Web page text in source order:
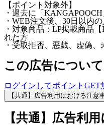
【ポイント対象外】
・過去に「
・WEB注文後、30日以内
・対象商品：LP掲載商品
れた方
・受取拒否、悪戯、虚偽、
この広告につい
ログインしてポイントGET
【共通】広告利用における注意
【共通】広告利